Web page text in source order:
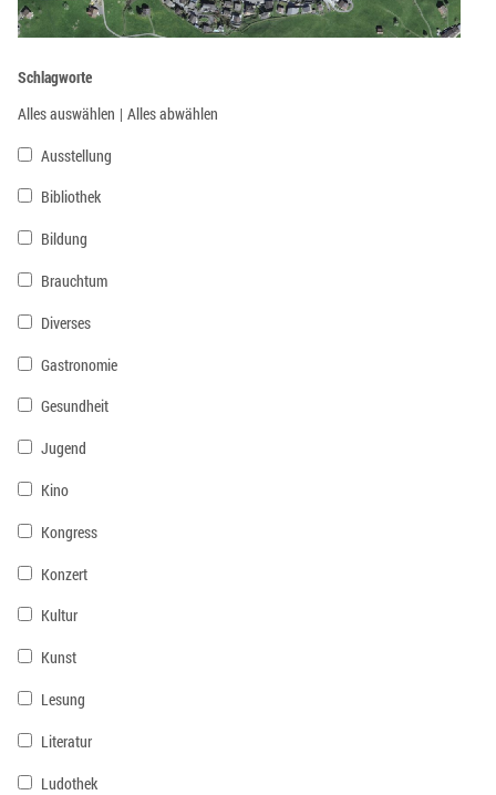
Schlagworte
Alles auswählen | Alles abwählen
Ausstellung
Bibliothek
Bildung
Brauchtum
Diverses
Gastronomie
Gesundheit
Jugend
Kino
Kongress
Konzert
Kultur
Kunst
Lesung
Literatur
Ludothek